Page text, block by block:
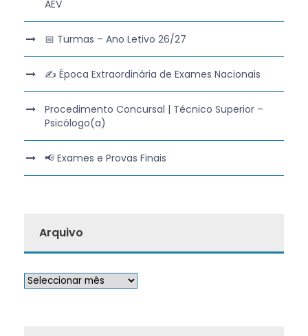
AEV
📅 Turmas – Ano Letivo 26/27
✍️ Época Extraordinária de Exames Nacionais
Procedimento Concursal | Técnico Superior –
Psicólogo(a)
📢 Exames e Provas Finais
Arquivo